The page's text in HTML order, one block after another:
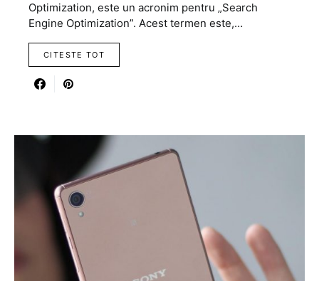
Optimization, este un acronim pentru „Search
Engine Optimization”. Acest termen este,…
CITESTE TOT